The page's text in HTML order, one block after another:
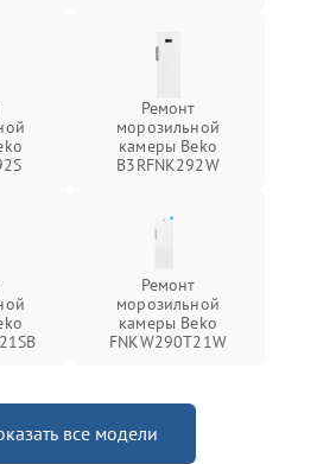
Ремонт
морозильной
камеры Beko
B3RFNK292W
Ремонт
морозильной
камеры Beko
FNKW290T21W
все модели